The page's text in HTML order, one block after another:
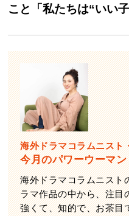
こと「私たちは“いい
海外ドラマコラムニスト
今月のパワーウーマン
海外ドラマコラムニスト
ラマ作品の中から、注目
強くて、知的で、お茶